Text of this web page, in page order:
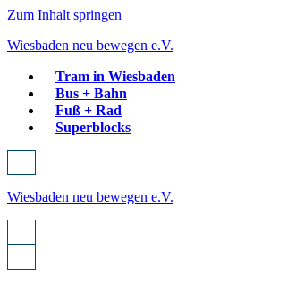
Zum Inhalt springen
Wiesbaden neu bewegen e.V.
Tram in Wiesbaden
Bus + Bahn
Fuß + Rad
Superblocks
Navigationsmenü
Wiesbaden neu bewegen e.V.
Navigationsmenü
Navigationsmenü